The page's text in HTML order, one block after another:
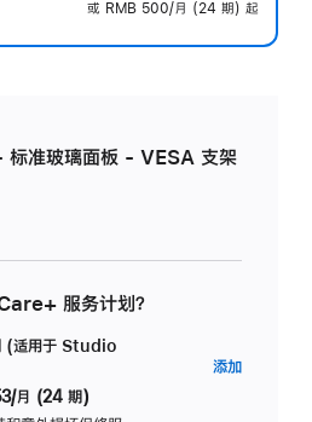
或 RMB 500/月 (24 期) 起
准玻璃面板 - VESA 支架
服务计划？
(适用于 Studio
月 (24 期)
添加